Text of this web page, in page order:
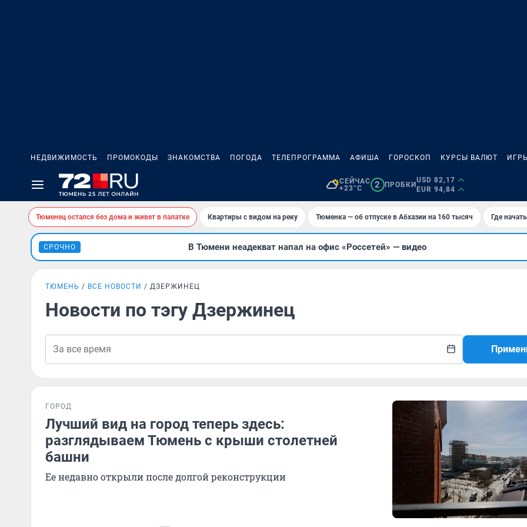
НЕДВИЖИМОСТЬ ПРОМОКОДЫ ЗНАКОМСТВА ПОГОДА ТЕЛЕПРОГРАММА АФИША ГОРОСКОП КУРСЫ ВАЛЮТ
СЕЙЧАС
+23°C
2 ПРОБКИ
USD 82,17
EUR 94,84
Тюменец остался без дома и живет в палатке Квартиры с видом на реку Тюменка — об отпуске в Абхазии на 160 тысяч Где
СРОЧНО В Тюмени неадекват напал на офис «Россетей» — видео
ТЮМЕНЬ ВСЕ НОВОСТИ ДЗЕРЖИНЕЦ
Новости по тэгу Дзержинец
ГОРОД
Лучший вид на город теперь здесь:
разглядываем Тюмень с крыши столетней
башни
Ее недавно открыли после долгой реконструкции